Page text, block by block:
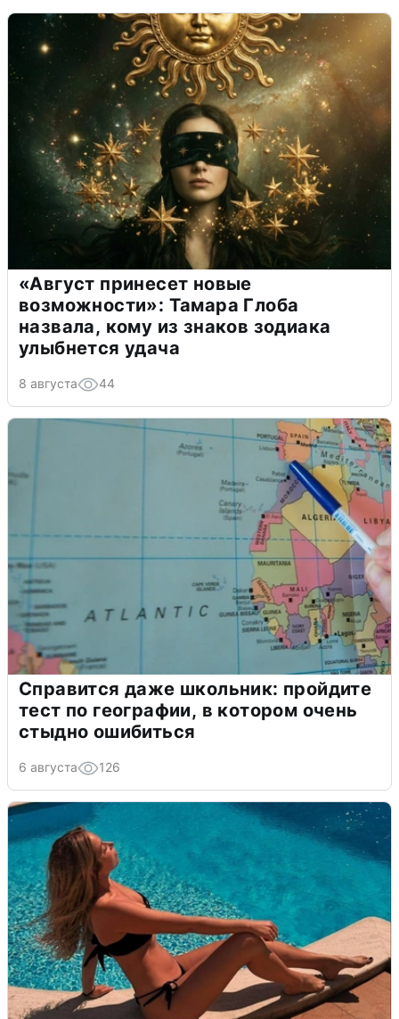
«Август принесет новые
возможности»: Тамара Глоба
назвала, кому из знаков зодиака
улыбнется удача
8 августа 44
Справится даже школьник: пройдите
тест по географии, в котором очень
стыдно ошибиться
6 августа 126